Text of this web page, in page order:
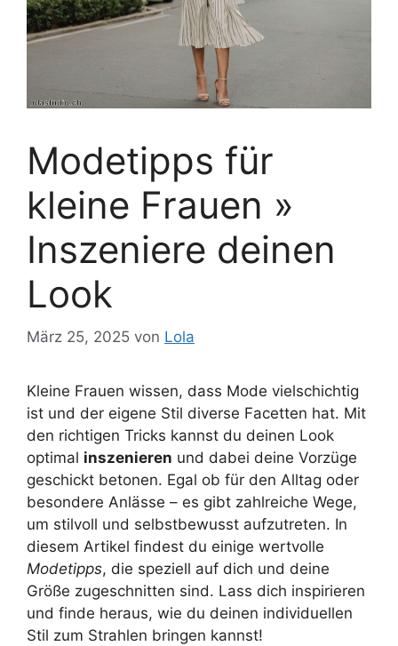
Modetipps für
kleine Frauen »
Inszeniere deinen
Look
März 25, 2025 von Lola
Kleine Frauen wissen, dass Mode vielschichtig
ist und der eigene Stil diverse Facetten hat. Mit
den richtigen Tricks kannst du deinen Look
optimal inszenieren und dabei deine Vorzüge
geschickt betonen. Egal ob für den Alltag oder
besondere Anlässe – es gibt zahlreiche Wege,
um stilvoll und selbstbewusst aufzutreten. In
diesem Artikel findest du einige wertvolle
Modetipps, die speziell auf dich und deine
Größe zugeschnitten sind. Lass dich inspirieren
und finde heraus, wie du deinen individuellen
Stil zum Strahlen bringen kannst!